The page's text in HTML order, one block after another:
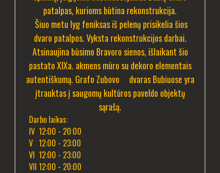
patalpas, kurioms būtina rekonstrukcija.
Šiuo metu lyg feniksas iš pelenų prisikelia šios
dvaro patalpos. Vyksta rekonstrukcijos darbai.
Atsinaujina būsimo Bravoro sienos, išlaikant šio
pastato XIXa. akmens mūro su dekoro elementais
autentiškumą. Grafo Zubovo dvaras Bubiuose yra
įtrauktas į saugomų kultūros paveldo objektų
sąrašą.
Darbo laikas:
IV 12:00 - 20:00
V 12:00 - 23:00
VI 12:00 - 23:00
VII 12:00 - 20:00